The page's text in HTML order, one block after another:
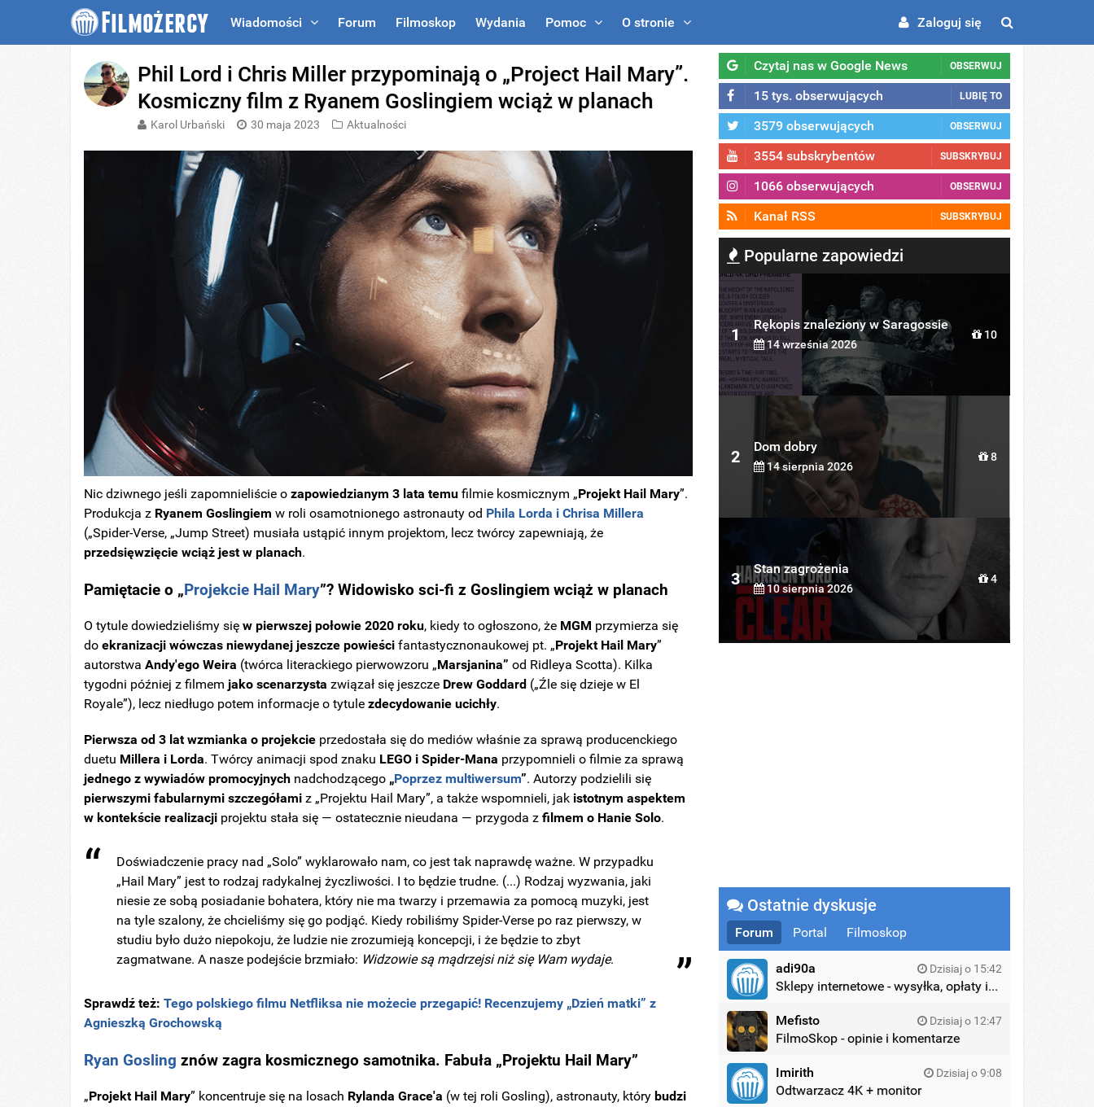
Wiadomości Forum Filmoskop Wydania Pomoc O stronie Zaloguj się
Phil Lord i Chris Miller przypominają o „Project Hail Mary”.
Kosmiczny film z Ryanem Goslingiem wciąż w planach
Karol Urbański 30 maja 2023 Aktualności
Nic dziwnego jeśli zapomnieliście ozapowiedzianym 3 lata temu filmie kosmicznym „Projekt Hail Mary”.
Produkcja z Ryanem Goslingiem w roli osamotnionego astronauty od Phila Lorda i Chrisa Millera
(„Spider-Verse, „Jump Street) musiała ustąpić innym projektom, lecz twórcy zapewniają, że
przedsięwzięcie wciąż jest w planach.
Pamiętacie o „ Projekcie Hail Mary”? Widowisko sci-fi z Goslingiem wciąż w planach
O tytule dowiedzieliśmy sięw pierwszej połowie 2020 roku, kiedy to ogłoszono, że MGM przymierza się
doekranizacji wówczas niewydanej jeszcze powieści fantastycznonaukowej pt. „Projekt Hail Mary”
autorstwaAndy'ego Weira (twórca literackiego pierwowzoru „Marsjanina”od Ridleya Scotta). Kilka
tygodni później z filmemjako scenarzysta związał się jeszcze Drew Goddard („Źle się dzieje w El
Royale”), lecz niedługo potem informacje o tytulezdecydowanie ucichły.
Pierwsza od 3 lat wzmianka o projekcie przedostała się do mediów właśnie za sprawą producenckiego
duetu Millera i Lorda. Twórcy animacji spod znaku LEGO i Spider-Mana przypomnieli o filmie za sprawą
jednego z wywiadów promocyjnych nadchodzącego „Poprzez multiwersum”. Autorzy podzielili się
pierwszymi fabularnymi szczegółami z „Projektu Hail Mary”, a także wspomnieli, jak istotnym aspektem
w kontekście realizacji projektu stała się — ostatecznie nieudana — przygoda zfilmem o Hanie Solo.
Doświadczenie pracy nad „Solo” wyklarowało nam, co jest tak naprawdę ważne. W przypadku
„Hail Mary” jest to rodzaj radykalnej życzliwości. I to będzie trudne. (...) Rodzaj wyzwania, jaki
niesie ze sobą posiadanie bohatera, który nie ma twarzy i przemawia za pomocą muzyki, jest
na tyle szalony, że chcieliśmy się go podjąć. Kiedy robiliśmy Spider-Verse po raz pierwszy, w
studiu było dużo niepokoju, że ludzie nie zrozumieją koncepcji, i że będzie to zbyt
zagmatwane. A nasze podejście brzmiało: Widzowie są mądrzejsi niż się Wam wydaje.
Sprawdź też:Tego polskiego filmu Netfliksa nie możecie przegapić! Recenzujemy „Dzień matki” z
Agnieszką Grochowską
Ryan Gosling znów zagra kosmicznego samotnika. Fabuła „Projektu Hail Mary”
„Projekt Hail Mary” koncentruje się na losach Rylanda Grace'a (w tej roli Gosling), astronauty, którybudzi
Czytaj nas w Google News OBSERWUJ
15 tys. obserwujących LUBIĘ TO
3579 obserwujących OBSERWUJ
3554 subskrybentów SUBSKRYBUJ
1066 obserwujących OBSERWUJ
Kanał RSS SUBSKRYBUJ
Popularne zapowiedzi
1
Rękopis znaleziony w Saragossie
14 września 2026
10
2
Dom dobry
14 sierpnia 2026
8
3
Stan zagrożenia
10 sierpnia 2026
4
Ostatnie dyskusje
Forum Portal Filmoskop
adi90a Dzisiaj o 15:42
Sklepy internetowe - wysyłka, opłaty itd.
Mefisto Dzisiaj o 12:47
FilmoSkop - opinie i komentarze
Imirith Dzisiaj o 9:08
Odtwarzacz 4K + monitor